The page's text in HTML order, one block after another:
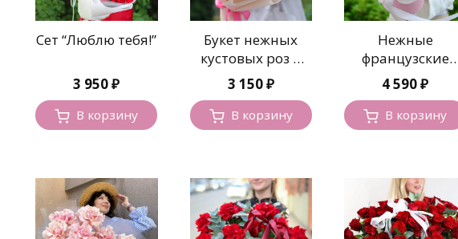
Сет “Люблю тебя!”
3 950₽
В корзину
Букет нежных
кустовых роз в
оформлении
3 150₽
В корзину
Нежные
французские
розы в шляпной
коробке
4 590₽
В корзину